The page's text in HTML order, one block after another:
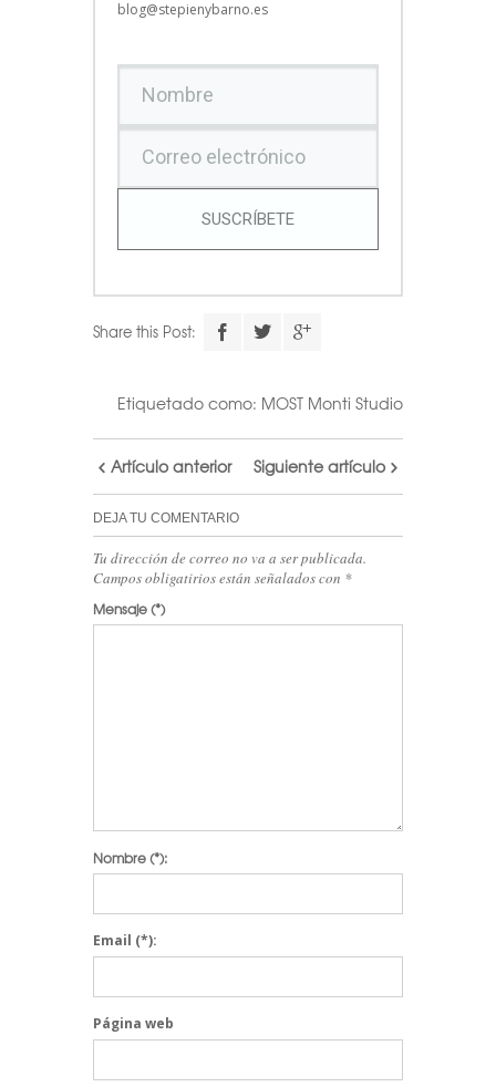
blog@stepienybarno.es
SUSCRÍBETE
Share this Post:
Etiquetado como: MOST Monti Studio
Artículo anterior Siguiente artículo
DEJA TU COMENTARIO
Tu dirección de correo no va a ser publicada.
Campos obligatirios están señalados con *
Mensaje(*)
Nombre(*):
Email (*):
Página web